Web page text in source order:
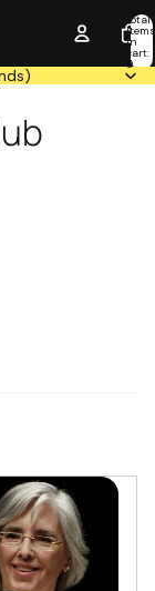
Total
items
in
cart:
0